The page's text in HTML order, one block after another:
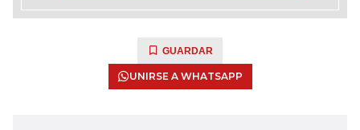
GUARDAR
UNIRSE A WHATSAPP